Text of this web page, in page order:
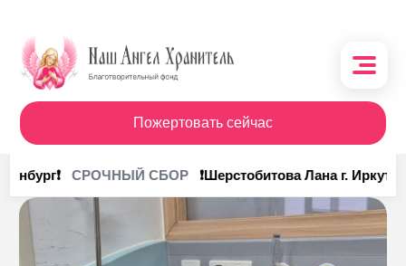
Пожертовать сейчас
О фонде
Поступления
Кому помочь
СРОЧНЫЙ СБОР ❗Шерстобитова Лана г. Иркутск❗